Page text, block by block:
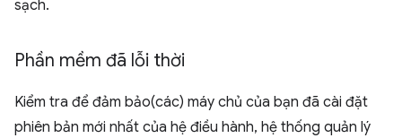
sạch.
Phần mềm đã lỗi thời
Kiểm tra để đảm bảo(các) máy chủ của bạn đã cài đặt
phiên bản mới nhất của hệ điều hành, hệ thống quản lý